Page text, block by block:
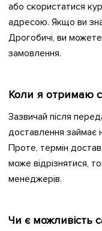
або скористатися
адресою. Якщо ви
Дрогобичі, ви
замовлення.
Коли я отримаю
Зазвичай після
доставлення займає
Проте, термін
може відрізнятися,
менеджерів.
Чи є можливість